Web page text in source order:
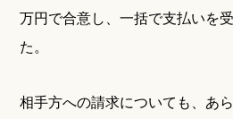
万円で合意し、一括で支払いを
た。
相手方への請求についても、あ